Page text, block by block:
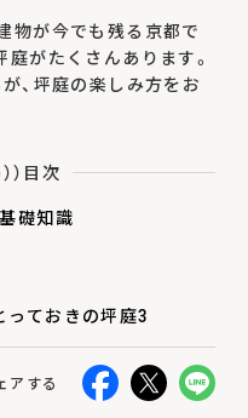
物が今でも残る京都で
がたくさんあります。
、坪庭の楽しみ方をお
）目次
礎知識
っておきの坪庭3
アする